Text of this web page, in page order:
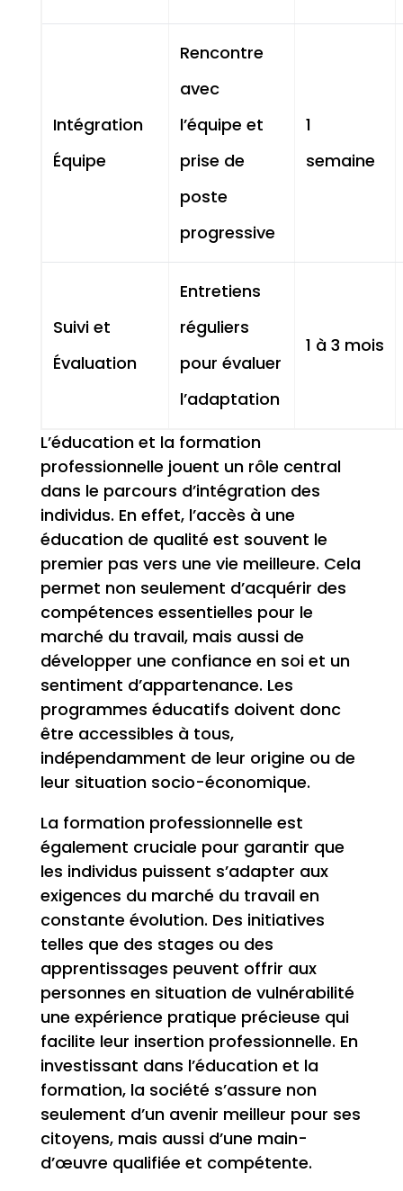
Intégration
Équipe
Rencontre
avec
l’équipe et
prise de
poste
progressive
1
semaine
Suivi et
Évaluation
Entretiens
réguliers
pour évaluer
l’adaptation
1 à 3 mois
L’éducation et la formation
professionnelle jouent un rôle central
dans le parcours d’intégration des
individus. En effet, l’accès à une
éducation de qualité est souvent le
premier pas vers une vie meilleure. Cela
permet non seulement d’acquérir des
compétences essentielles pour le
marché du travail, mais aussi de
développer une confiance en soi et un
sentiment d’appartenance. Les
programmes éducatifs doivent donc
être accessibles à tous,
indépendamment de leur origine ou de
leur situation socio-économique.
La formation professionnelle est
également cruciale pour garantir que
les individus puissent s’adapter aux
exigences du marché du travail en
constante évolution. Des initiatives
telles que des stages ou des
apprentissages peuvent offrir aux
personnes en situation de vulnérabilité
une expérience pratique précieuse qui
facilite leur insertion professionnelle. En
investissant dans l’éducation et la
formation, la société s’assure non
seulement d’un avenir meilleur pour ses
citoyens, mais aussi d’une main-
d’œuvre qualifiée et compétente.